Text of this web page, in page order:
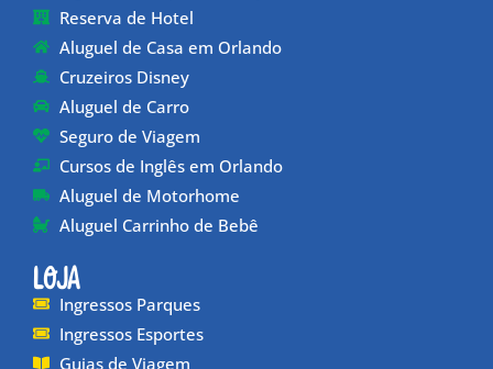
Reserva de Hotel
Aluguel de Casa em Orlando
Cruzeiros Disney
Aluguel de Carro
Seguro de Viagem
Cursos de Inglês em Orlando
Aluguel de Motorhome
Aluguel Carrinho de Bebê
Loja
Ingressos Parques
Ingressos Esportes
Guias de Viagem